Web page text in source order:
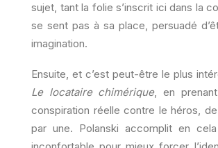
sujet, tant la folie s’inscrit ici dans la
se sent pas à sa place, persuadé
imagination.
Ensuite, et c’est peut-être le plus
Le locataire chimérique, en
conspiration réelle contre le héros,
par une. Polanski accomplit en